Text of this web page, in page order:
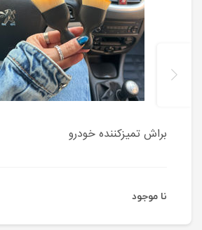
براش تمیزکننده خودرو
نا موجود